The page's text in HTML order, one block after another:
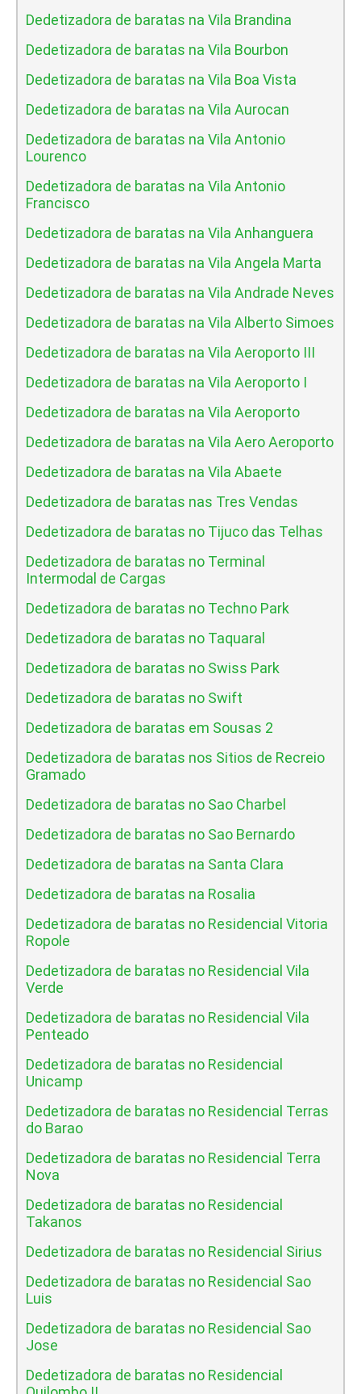
Dedetizadora de baratas na Vila Brandina
Dedetizadora de baratas na Vila Bourbon
Dedetizadora de baratas na Vila Boa Vista
Dedetizadora de baratas na Vila Aurocan
Dedetizadora de baratas na Vila Antonio
Lourenco
Dedetizadora de baratas na Vila Antonio
Francisco
Dedetizadora de baratas na Vila Anhanguera
Dedetizadora de baratas na Vila Angela Marta
Dedetizadora de baratas na Vila Andrade Neves
Dedetizadora de baratas na Vila Alberto Simoes
Dedetizadora de baratas na Vila Aeroporto III
Dedetizadora de baratas na Vila Aeroporto I
Dedetizadora de baratas na Vila Aeroporto
Dedetizadora de baratas na Vila Aero Aeroporto
Dedetizadora de baratas na Vila Abaete
Dedetizadora de baratas nas Tres Vendas
Dedetizadora de baratas no Tijuco das Telhas
Dedetizadora de baratas no Terminal
Intermodal de Cargas
Dedetizadora de baratas no Techno Park
Dedetizadora de baratas no Taquaral
Dedetizadora de baratas no Swiss Park
Dedetizadora de baratas no Swift
Dedetizadora de baratas em Sousas 2
Dedetizadora de baratas nos Sitios de Recreio
Gramado
Dedetizadora de baratas no Sao Charbel
Dedetizadora de baratas no Sao Bernardo
Dedetizadora de baratas na Santa Clara
Dedetizadora de baratas na Rosalia
Dedetizadora de baratas no Residencial Vitoria
Ropole
Dedetizadora de baratas no Residencial Vila
Verde
Dedetizadora de baratas no Residencial Vila
Penteado
Dedetizadora de baratas no Residencial
Unicamp
Dedetizadora de baratas no Residencial Terras
do Barao
Dedetizadora de baratas no Residencial Terra
Nova
Dedetizadora de baratas no Residencial
Takanos
Dedetizadora de baratas no Residencial Sirius
Dedetizadora de baratas no Residencial Sao
Luis
Dedetizadora de baratas no Residencial Sao
Jose
Dedetizadora de baratas no Residencial